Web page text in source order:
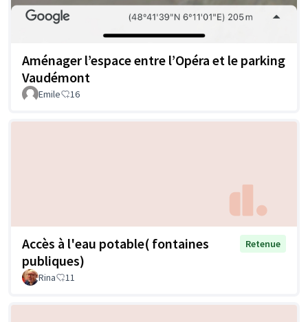
Aménager l’espace entre l’Opéra et le parking
Vaudémont
Emile 16
Accès à l'eau potable( fontaines
publiques)
Retenue
Rina 11